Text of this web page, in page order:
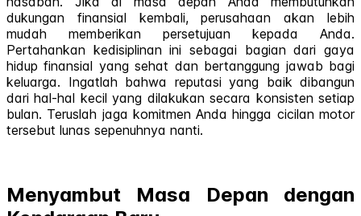
dukungan finansial kembali, perusahaan akan lebih
mudah memberikan persetujuan kepada Anda.
Pertahankan kedisiplinan ini sebagai bagian dari gaya
hidup finansial yang sehat dan bertanggung jawab bagi
keluarga. Ingatlah bahwa reputasi yang baik dibangun
dari hal-hal kecil yang dilakukan secara konsisten setiap
bulan. Teruslah jaga komitmen Anda hingga cicilan motor
tersebut lunas sepenuhnya nanti.
Menyambut Masa Depan dengan